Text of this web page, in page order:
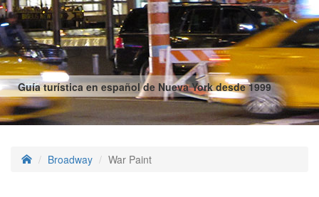
Guía turística en español de Nueva York desde 1999
Broadway War Paint